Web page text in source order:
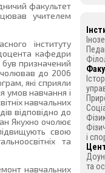
факультет
учителем
інституту
кафедри
був призначений
до 2006
які сприяли
умов навчання і
навчальних
відповідно до
Якухно очолює
свою
та
навчальних
і
та